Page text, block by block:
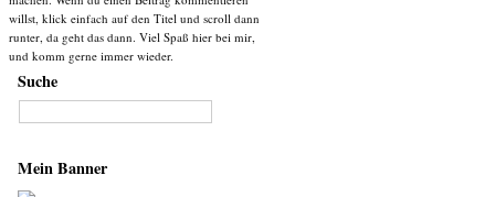
willst, klick einfach auf den Titel und scroll dann
runter, da geht das dann. Viel Spaß hier bei mir,
und komm gerne immer wieder.
Suche
Mein Banner